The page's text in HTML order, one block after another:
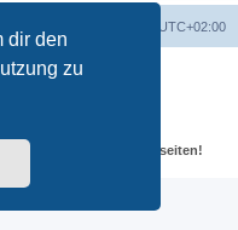
dir den
zu
UTC+02:00
© phpBB Limited
der externen Webseiten!